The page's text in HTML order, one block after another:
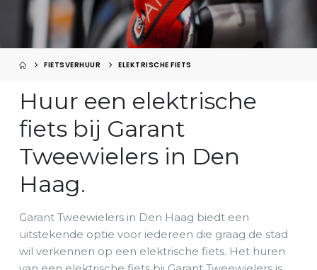
FIETSVERHUUR ELEKTRISCHE FIETS
Huur een elektrische
fiets bij Garant
Tweewielers in Den
Haag.
Garant Tweewielers in Den Haag biedt een
uitstekende optie voor iedereen die graag de stad
wil verkennen op een elektrische fiets. Het huren